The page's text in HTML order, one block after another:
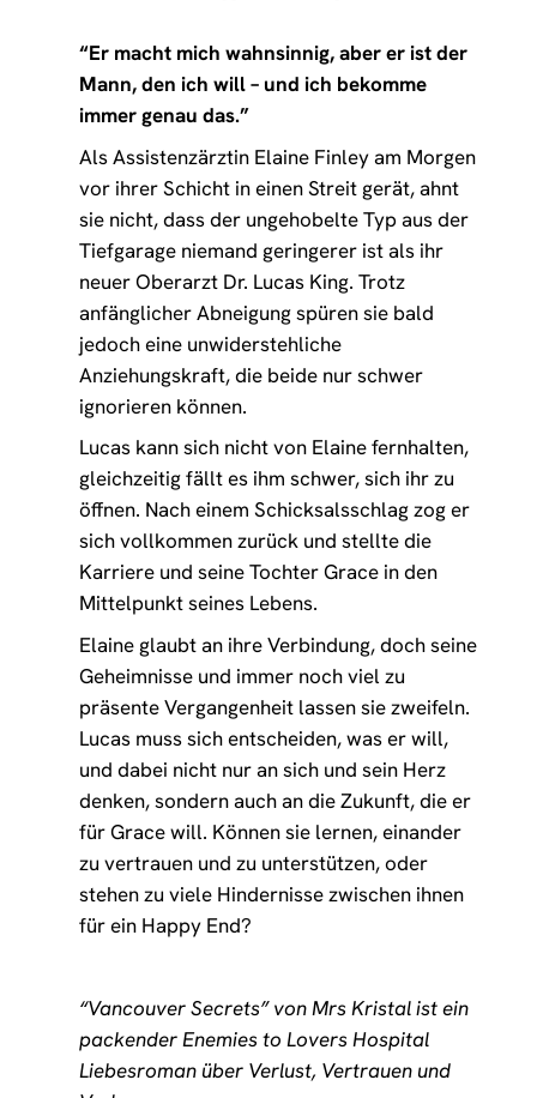
“Er macht mich wahnsinnig, aber er ist der
Mann, den ich will – und ich bekomme
immer genau das.”
Als Assistenzärztin Elaine Finley am Morgen
vor ihrer Schicht in einen Streit gerät, ahnt
sie nicht, dass der ungehobelte Typ aus der
Tiefgarage niemand geringerer ist als ihr
neuer Oberarzt Dr. Lucas King. Trotz
anfänglicher Abneigung spüren sie bald
jedoch eine unwiderstehliche
Anziehungskraft, die beide nur schwer
ignorieren können.
Lucas kann sich nicht von Elaine fernhalten,
gleichzeitig fällt es ihm schwer, sich ihr zu
öffnen. Nach einem Schicksalsschlag zog er
sich vollkommen zurück und stellte die
Karriere und seine Tochter Grace in den
Mittelpunkt seines Lebens.
Elaine glaubt an ihre Verbindung, doch seine
Geheimnisse und immer noch viel zu
präsente Vergangenheit lassen sie zweifeln.
Lucas muss sich entscheiden, was er will,
und dabei nicht nur an sich und sein Herz
denken, sondern auch an die Zukunft, die er
für Grace will. Können sie lernen, einander
zu vertrauen und zu unterstützen, oder
stehen zu viele Hindernisse zwischen ihnen
für ein Happy End?
“Vancouver Secrets” von Mrs Kristal ist ein
packender Enemies to Lovers Hospital
Liebesroman über Verlust, Vertrauen und